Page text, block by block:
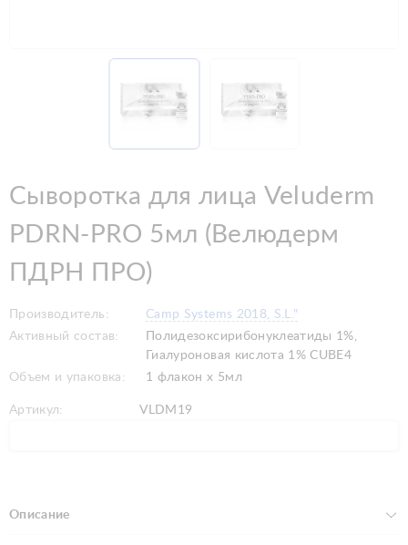
Сыворотка для лица Veluderm
PDRN-PRO 5мл (Велюдерм
ПДРН ПРО)
Производитель:
Camp Systems 2018, S.L."
Активный состав:
Полидезоксирибонуклеатиды 1%,
Гиалуроновая кислота 1% CUBE4
Объем и упаковка:
1 флакон х 5мл
Артикул: VLDM19
Описание